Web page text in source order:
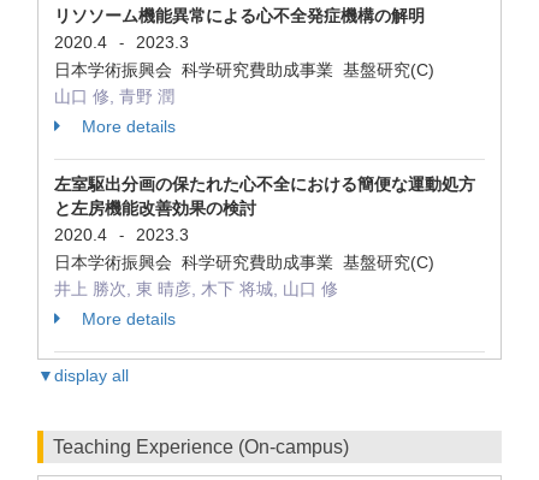
リソソーム機能異常による心不全発症機構の解明
2020.4
-
2023.3
日本学術振興会 科学研究費助成事業 基盤研究(C)
山口 修, 青野 潤
More details
左室駆出分画の保たれた心不全における簡便な運動処方
と左房機能改善効果の検討
2020.4
-
2023.3
日本学術振興会 科学研究費助成事業 基盤研究(C)
井上 勝次, 東 晴彦, 木下 将城, 山口 修
More details
▼display all
Teaching Experience (On-campus)